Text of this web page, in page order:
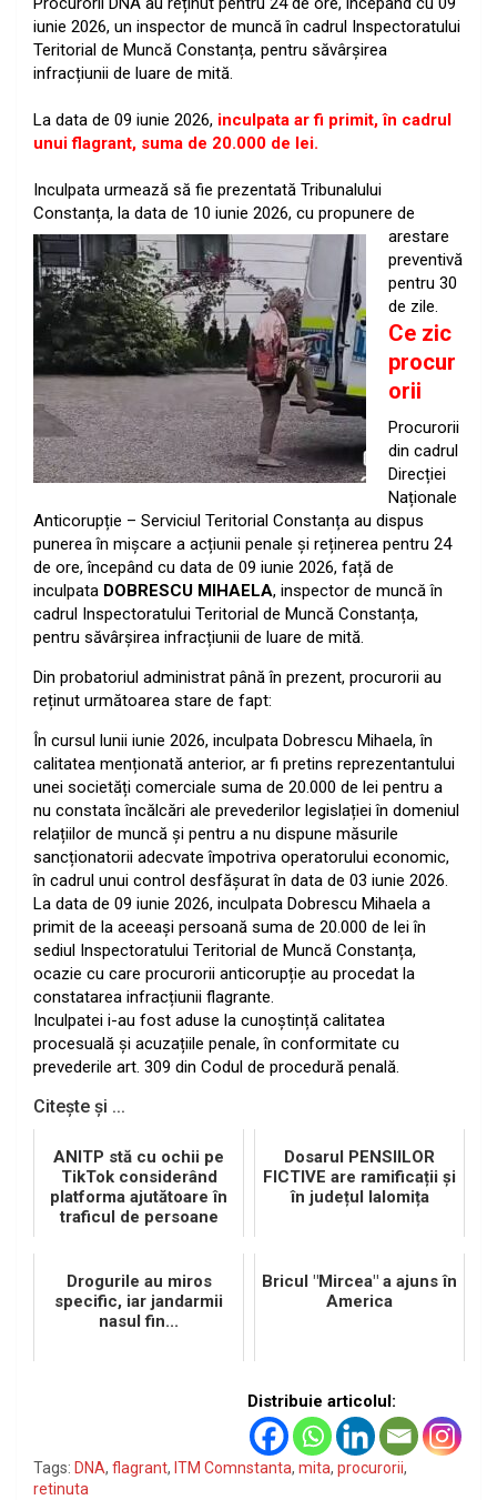
iunie ​2026, ​un ​inspector ​de ​muncă ​în ​cadrul ​Inspectoratului
​Teritorial ​de ​Muncă ​Constanța, ​pentru ​săvârșirea ​
infracțiunii ​de ​luare ​de ​mită.
​La ​data ​de ​09 ​iunie ​2026, ​inculpata ​ar ​fi ​primit, ​în ​cadrul ​
unui ​flagrant, ​suma ​de ​20.000 ​de ​lei.
​Inculpata ​urmează ​să ​fie ​prezentată ​Tribunalului ​ ​
Constanța, ​la ​data ​de ​10 ​iunie ​2026, ​cu ​propunere ​de ​
arestare ​
preventivă
​pentru ​30 ​
de ​zile.
Ce zic
procur
orii
Procurorii
din cadrul
Direcției
Naționale
Anticorupție – Serviciul Teritorial Constanța au dispus
punerea în mișcare a acțiunii penale și reținerea pentru 24
de ore, începând cu data de 09 iunie 2026, față de
inculpata DOBRESCU MIHAELA, inspector de muncă în
cadrul Inspectoratului Teritorial de Muncă Constanța,
pentru săvârșirea infracțiunii de luare de mită.
Din probatoriul administrat până în prezent, procurorii au
reținut următoarea stare de fapt:
În cursul lunii iunie 2026, inculpata Dobrescu Mihaela, în
calitatea menționată anterior, ar fi pretins reprezentantului
unei societăți comerciale suma de 20.000 de lei pentru a
nu constata încălcări ale prevederilor legislației în domeniul
relațiilor de muncă și pentru a nu dispune măsurile
sancționatorii adecvate împotriva operatorului economic,
în cadrul unui control desfășurat în data de 03 iunie 2026.
La data de 09 iunie 2026, inculpata Dobrescu Mihaela a
primit de la aceeași persoană suma de 20.000 de lei în
sediul Inspectoratului Teritorial de Muncă Constanța,
ocazie cu care procurorii anticorupție au procedat la
constatarea infracțiunii flagrante.
Inculpatei i-au fost aduse la cunoștință calitatea
procesuală și acuzațiile penale, în conformitate cu
prevederile art. 309 din Codul de procedură penală.
Citește și ...
ANITP stă cu ochii pe
TikTok considerând
platforma ajutătoare în
traficul de persoane
Dosarul PENSIILOR
FICTIVE are ramificații și
în județul Ialomița
Drogurile au miros
specific, iar jandarmii
nasul fin...
Bricul "Mircea" a ajuns în
America
Distribuie articolul:
Tags: DNA, flagrant, ITM Comnstanta, mita, procurorii,
retinuta